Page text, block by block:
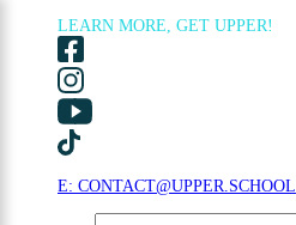
LEARN MORE, GET UPPER!
E: CONTACT@UPPER.SCHOOL